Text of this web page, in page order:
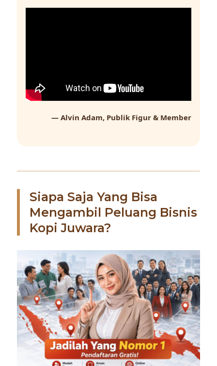
— Alvin Adam, Publik Figur & Member
Siapa Saja Yang Bisa
Mengambil Peluang Bisnis
Kopi Juwara?